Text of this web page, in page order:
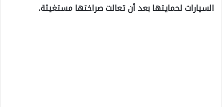
السيارات لحمايتها بعد أن تعالت صراختها مستغيثة.